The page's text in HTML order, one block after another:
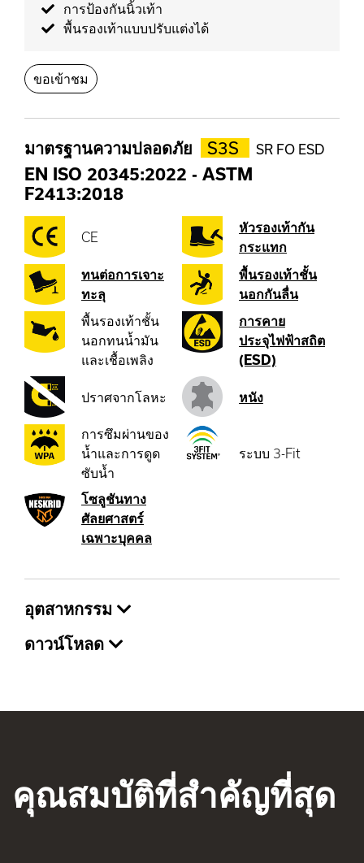
การป้องกันนิ้วเท้า
พื้นรองเท้าแบบปรับแต่งได้
ขอเข้าชม
มาตรฐานความปลอดภัย S3S SR FO ESD
EN ISO 20345:2022 - ASTM
F2413:2018
CE
หัวรองเท้ากัน
กระแทก
ทนต่อการเจาะ
ทะลุ
พื้นรองเท้าชั้น
นอกกันลื่น
พื้นรองเท้าชั้น
นอกทนน้ำมัน
และเชื้อเพลิง
การคาย
ประจุไฟฟ้าสถิต
(ESD)
ปราศจากโลหะ หนัง
การซึมผ่านของ
น้ำและการดูด
ซับน้ำ
ระบบ 3-Fit
โซลูชันทาง
ศัลยศาสตร์
เฉพาะบุคคล
อุตสาหกรรม
ดาวน์โหลด
คุณสมบัติที่สำคัญที่สุด